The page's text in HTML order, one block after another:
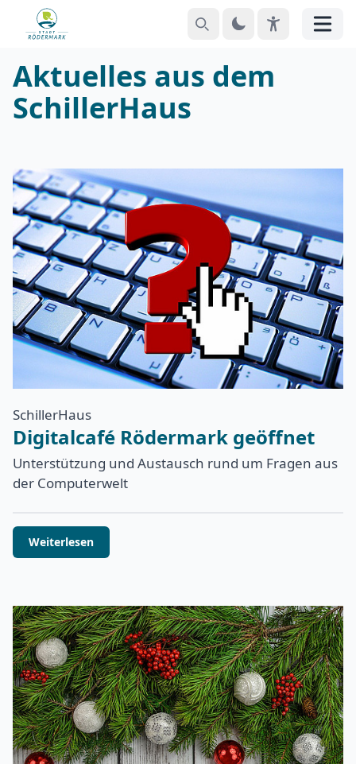
SuchenThemeEyeAbleMenü
Aktuelles aus dem
SchillerHaus
SchillerHaus
Digitalcafé Rödermark geöffnet
Unterstützung und Austausch rund um Fragen aus
der Computerwelt
Weiterlesen